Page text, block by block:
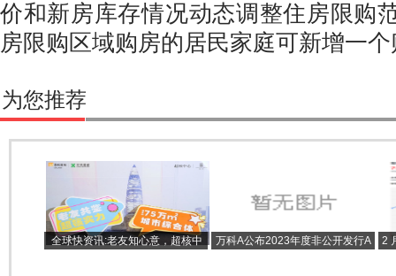
价和新房库存情况动态调整住房限购
房限购区域购房的居民家庭可新增一
为您推荐
全球快资讯:老友知心意，超核中
万科A公布2023年度非公开发行A
2